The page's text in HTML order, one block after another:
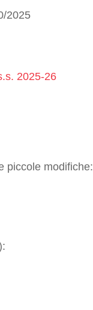
2025
2025-26
piccole modifiche: